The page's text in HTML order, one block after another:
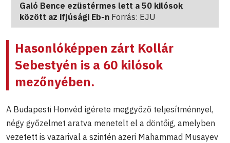
Galó Bence ezüstérmes lett a 50 kilósok
között az ifjúsági Eb-n Forrás: EJU
Hasonlóképpen zárt Kollár
Sebestyén is a 60 kilósok
mezőnyében.
A Budapesti Honvéd ígérete meggyőző teljesítménnyel,
négy győzelmet aratva menetelt el a döntőig, amelyben
vezetett is vazarival a szintén azeri Mahammad Musayev